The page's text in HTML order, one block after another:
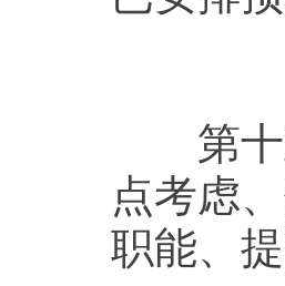
第十五
点考虑
职能、